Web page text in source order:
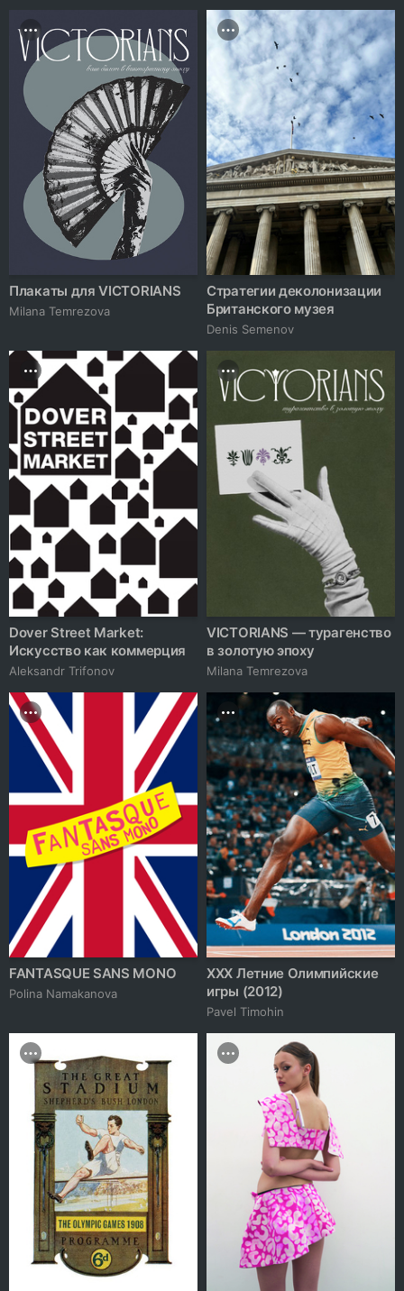
Плакаты для VICTORIANS
Milana Temrezova
Стратегии деколонизации
Британского музея
Denis Semenov
Dover Street Market:
Искусство как коммерция
Aleksandr Trifonov
VICTORIANS — турагенство
в золотую эпоху
Milana Temrezova
FANTASQUE SANS MONO
Polina Namakanova
XXX Летние Олимпийские
игры (2012)
Pavel Timohin